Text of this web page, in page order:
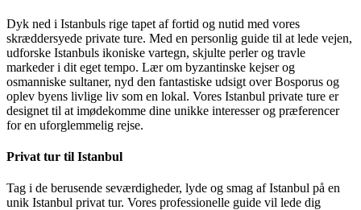
Dyk ned i Istanbuls rige tapet af fortid og nutid med vores
skræddersyede private ture. Med en personlig guide til at lede vejen,
udforske Istanbuls ikoniske vartegn, skjulte perler og travle
markeder i dit eget tempo. Lær om byzantinske kejser og
osmanniske sultaner, nyd den fantastiske udsigt over Bosporus og
oplev byens livlige liv som en lokal. Vores Istanbul private ture er
designet til at imødekomme dine unikke interesser og præferencer
for en uforglemmelig rejse.
Privat tur til Istanbul
Tag i de berusende seværdigheder, lyde og smag af Istanbul på en
unik Istanbul privat tur. Vores professionelle guide vil lede dig